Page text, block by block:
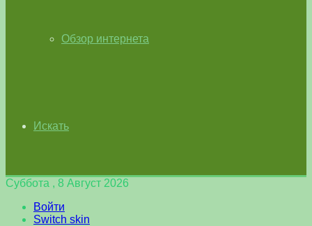
Обзор интернета
Искать
Суббота , 8 Август 2026
Войти
Switch skin